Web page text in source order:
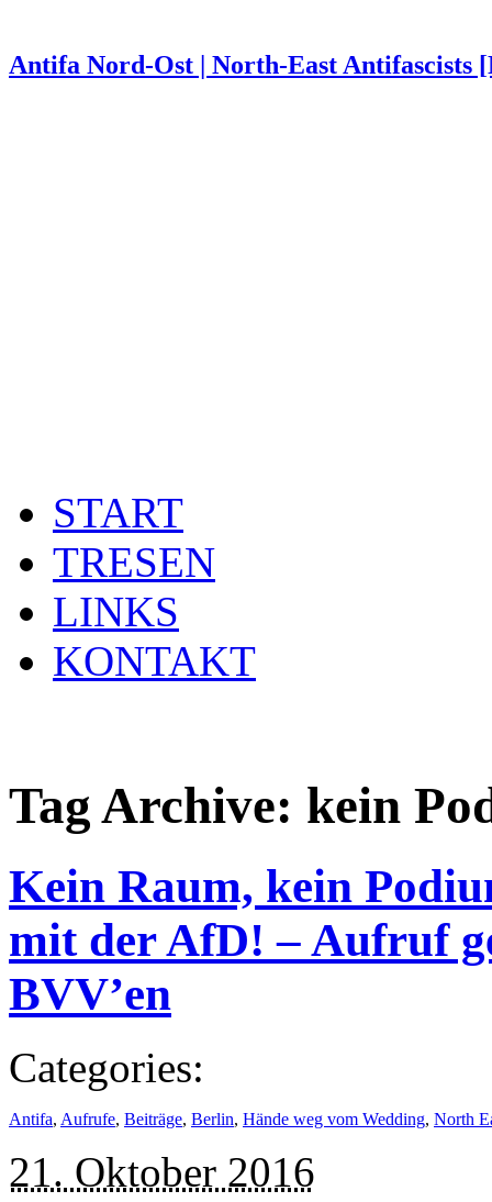
Antifa Nord-Ost | North-East Antifascists
START
TRESEN
LINKS
KONTAKT
Tag Archive: kein
Kein Raum, kein
mit der AfD! – Aufruf
BVV’en
Categories:
Antifa, Aufrufe, Beiträge, Berlin, Hände weg vom Wedding, North
21. Oktober 2016